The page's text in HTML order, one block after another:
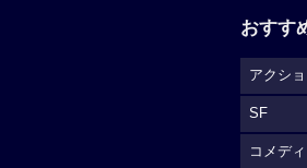
おすす
アクシ
SF
コメディ